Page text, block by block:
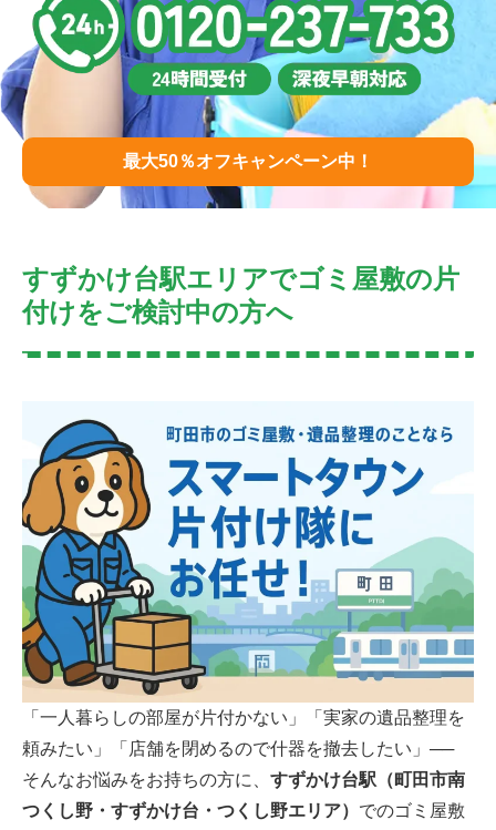
最大50％オフキャンペーン中！
すずかけ台駅エリアでゴミ屋敷の片
付けをご検討中の方へ
「一人暮らしの部屋が片付かない」「実家の遺品整理を
頼みたい」「店舗を閉めるので什器を撤去したい」──
そんなお悩みをお持ちの方に、 すずかけ台駅（町田市南
つくし野・すずかけ台・つくし野エリア） でのゴミ屋敷